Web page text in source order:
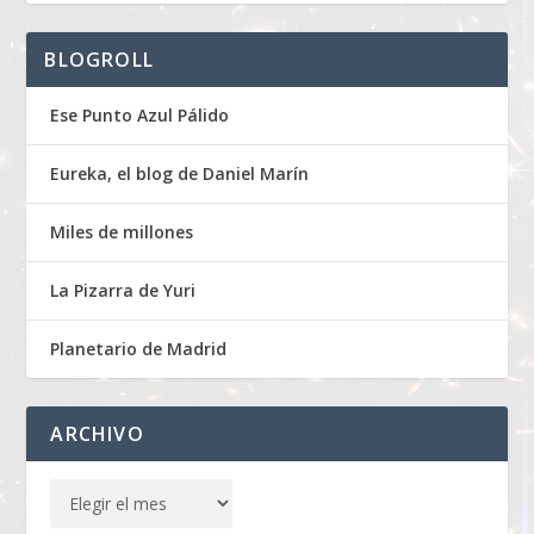
BLOGROLL
Ese Punto Azul Pálido
Eureka, el blog de Daniel Marín
Miles de millones
La Pizarra de Yuri
Planetario de Madrid
ARCHIVO